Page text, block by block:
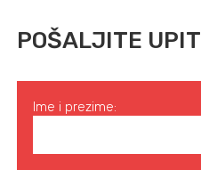
POŠALJITE UPIT
Ime i prezime: